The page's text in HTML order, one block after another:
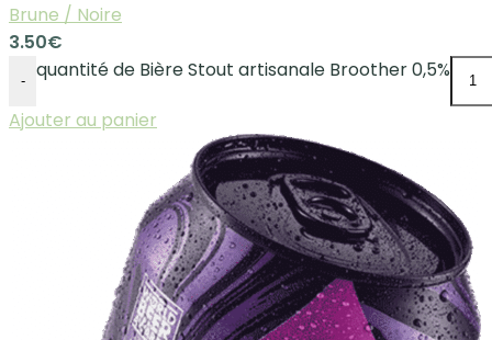
Brune / Noire
3.50€
-
quantité de Bière Stout artisanale Broother 0,5%
Ajouter au panier